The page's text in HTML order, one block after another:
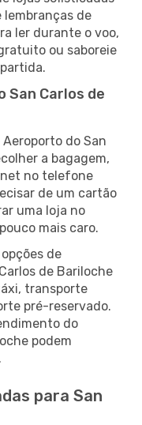
de
ler durante o voo,
ou saboreie
San Carlos de
do San
a bagagem,
no telefone
de um cartão
uma loja no
mais caro.
de
de Bariloche
transporte
pré-reservado.
do
podem
para San